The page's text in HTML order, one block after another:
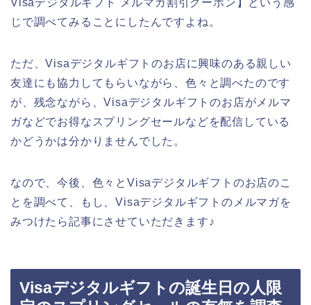
じで調べてみることにしたんですよね。
ただ、Visaデジタルギフトのお店に興味のある親しい
友達にも協力してもらいながら、色々と調べたのです
が、残念ながら、Visaデジタルギフトのお店がメルマ
ガなどでお得なスプリングセールなどを配信している
かどうかは分かりませんでした。
なので、今後、色々とVisaデジタルギフトのお店のこ
とを調べて、もし、Visaデジタルギフトのメルマガを
みつけたら記事にさせていただきます♪
Visaデジタルギフトの誕生日の人限